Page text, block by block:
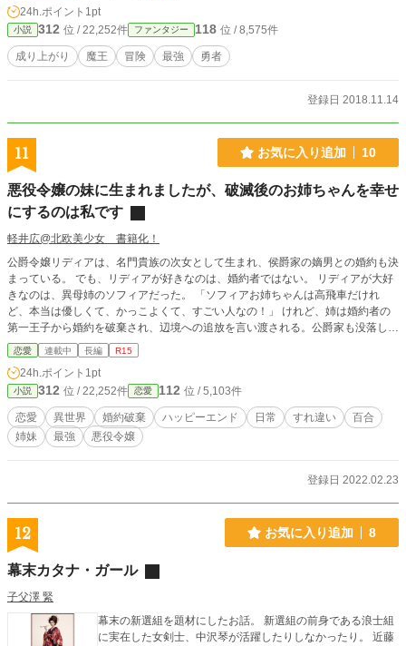
24h.ポイント 1pt
小説 312 位 / 22,252件 ファンタジー 118 位 / 8,575件
成り上がり 魔王 冒険 最強 勇者
登録日 2018.11.14
11 お気に入り追加 10
悪役令嬢の妹に生まれましたが、破滅後のお姉ちゃんを幸せ
にするのは私です
軽井広@北欧美少女 書籍化！
公爵令嬢リディアは、名門貴族の次女として生まれ、侯爵家の嫡男との婚約も決
まっている。 でも、リディアが好きなのは、婚約者ではない。 リディアが大好
きなのは、異母姉のソフィアだった。 「ソフィアお姉ちゃんは高飛車だけれ
ど、本当は優しくて、かっこよくて、すごい人なの！」 けれど、姉は婚約者の
第一王子から婚約を破棄され、辺境への追放を言い渡される。公爵家も没落して
しまい、リディアの婚約もなかったことにされた。 姉が絶望して泣きながら謝
るのを見て、リディアは決意する 「大丈夫……辺境でも、わたしがソフィアお
姉ちゃんを幸せにしてみせるから！」 リディアとソフィアの姉妹は、辺境での
スローライフをはじめる。爵位もお金もないけれど、二人はもふもふ魔獣に囲ま
れ、美味しいご飯を食べながら、幸せ生活を送っていく。
恋愛 連載中 長編 R15
24h.ポイント 1pt
小説 312 位 / 22,252件 恋愛 112 位 / 5,103件
恋愛 異世界 婚約破棄 ハッピーエンド 日常 すれ違い
百合
姉妹
最強 悪役令嬢
登録日 2022.02.23
12 お気に入り追加 8
幕末カタナ・ガール
子父澤 緊
幕末の新選組を題材にしたお話。 新選組の前身である浪士組
に実在した女剣士、中沢琴が活躍したりしなかったり。 近藤